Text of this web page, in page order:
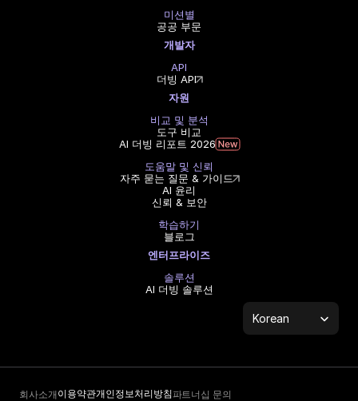
미션별
공공 부문
개발자
API
더빙 API
자원
비교 및 분석
도구 비교
AI 더빙 리포트 2026
도움말 및 신뢰
자주 묻는 질문 & 가이드
AI 윤리
신뢰 & 보안
학습하기
블로그
엔터프라이즈
솔루션
AI 더빙 솔루션
Select Language
Korean
회사소개이용약관개인정보처리방침파트너십 문의